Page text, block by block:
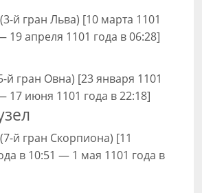
й гран Льва) [10 марта 1101
19 апреля 1101 года в 06:28]
й гран Овна) [23 января 1101
17 июня 1101 года в 22:18]
й гран Скорпиона) [11
в 10:51 — 1 мая 1101 года в